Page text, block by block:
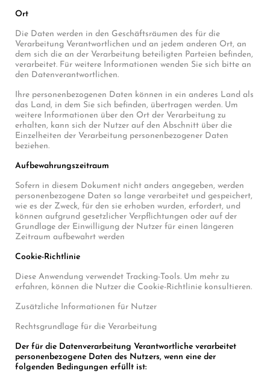
Ort
Die Daten werden in den Geschäftsräumen des für die
Verarbeitung Verantwortlichen und an jedem anderen Ort, an
dem sich die an der Verarbeitung beteiligten Parteien befinden,
verarbeitet. Für weitere Informationen wenden Sie sich bitte an
den Datenverantwortlichen.
Ihre personenbezogenen Daten können in ein anderes Land als
das Land, in dem Sie sich befinden, übertragen werden. Um
weitere Informationen über den Ort der Verarbeitung zu
erhalten, kann sich der Nutzer auf den Abschnitt über die
Einzelheiten der Verarbeitung personenbezogener Daten
beziehen.
Aufbewahrungszeitraum
Sofern in diesem Dokument nicht anders angegeben, werden
personenbezogene Daten so lange verarbeitet und gespeichert,
wie es der Zweck, für den sie erhoben wurden, erfordert, und
können aufgrund gesetzlicher Verpflichtungen oder auf der
Grundlage der Einwilligung der Nutzer für einen längeren
Zeitraum aufbewahrt werden
Cookie-Richtlinie
Diese Anwendung verwendet Tracking-Tools. Um mehr zu
erfahren, können die Nutzer die Cookie-Richtlinie konsultieren.
Zusätzliche Informationen für Nutzer
Rechtsgrundlage für die Verarbeitung
Der für die Datenverarbeitung Verantwortliche verarbeitet
personenbezogene Daten des Nutzers, wenn eine der
folgenden Bedingungen erfüllt ist: